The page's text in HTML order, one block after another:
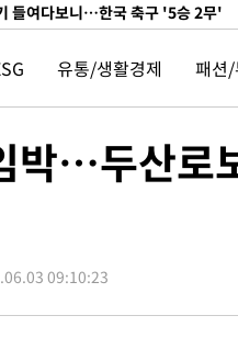
(0.36%) 내린 798.81마감
내린 1416.1원 마감
…서울, 2018년 이후 첫 40도
문…"국민적 공분에 수사 재개"
문까지…'쑥대밭' 된 축구협회
원장에 김태유 서울대 공대 교수
수입 27.5%↑…무역총액
, 항소심도 징역 3년
유통/생활경제 패션
박…두산로
09:10:23